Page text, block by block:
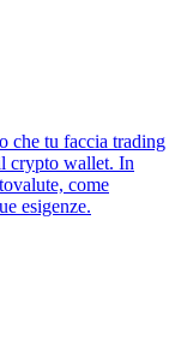
che tu faccia trading
crypto wallet. In
come
esigenze.